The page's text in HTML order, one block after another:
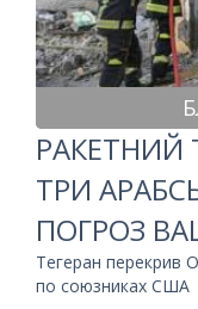
РАКЕТНИЙ
ТРИ
ПОГРОЗ
Тегеран перекрив
по союзниках США